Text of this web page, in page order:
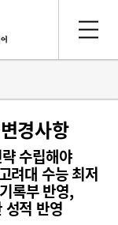
경사항
수립해야
려대 수능 최저
록부 반영,
성적 반영